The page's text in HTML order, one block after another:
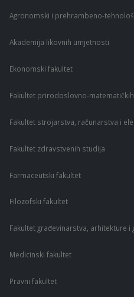
Agronomski i prehrambeno-
Akademija likovnih umjetnosti
Ekonomski fakultet
Fakultet prirodoslovno-
Fakultet strojarstva, računarstva i
Fakultet zdravstvenih studija
Farmaceutski fakultet
Filozofski fakultet
Fakultet građevinarstva, arhitekture i
Medicinski fakultet
Pravni fakultet